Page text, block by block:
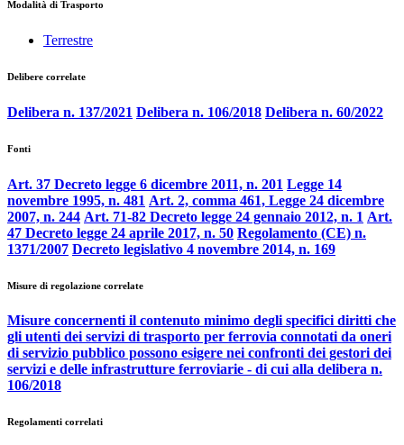
Modalità di Trasporto
Terrestre
Delibere correlate
Delibera n. 137/2021 Delibera n. 106/2018 Delibera n. 60/2022
Fonti
Art. 37 Decreto legge 6 dicembre 2011, n. 201 Legge 14
novembre 1995, n. 481 Art. 2, comma 461, Legge 24 dicembre
2007, n. 244 Art. 71-82 Decreto legge 24 gennaio 2012, n. 1 Art.
47 Decreto legge 24 aprile 2017, n. 50 Regolamento (CE) n.
1371/2007 Decreto legislativo 4 novembre 2014, n. 169
Misure di regolazione correlate
Misure concernenti il contenuto minimo degli specifici diritti che
gli utenti dei servizi di trasporto per ferrovia connotati da oneri
di servizio pubblico possono esigere nei confronti dei gestori dei
servizi e delle infrastrutture ferroviarie - di cui alla delibera n.
106/2018
Regolamenti correlati